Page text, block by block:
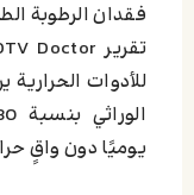
فقدان الرطوبة
للأدوات
يوميًا دون واقٍ